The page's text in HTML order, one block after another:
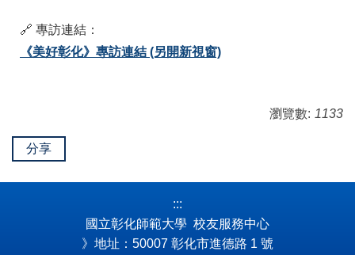
🔗 專訪連結：
《美好彰化》專訪連結 (另開新視窗)
瀏覽數: 1133
分享
:::
國立彰化師範大學 校友服務中心
》地址：50007 彰化市進德路 1 號